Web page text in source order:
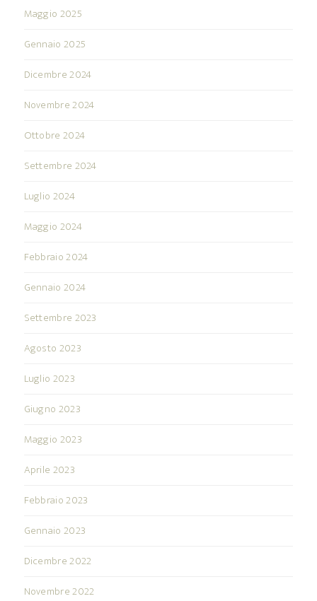
Maggio 2025
Gennaio 2025
Dicembre 2024
Novembre 2024
Ottobre 2024
Settembre 2024
Luglio 2024
Maggio 2024
Febbraio 2024
Gennaio 2024
Settembre 2023
Agosto 2023
Luglio 2023
Giugno 2023
Maggio 2023
Aprile 2023
Febbraio 2023
Gennaio 2023
Dicembre 2022
Novembre 2022